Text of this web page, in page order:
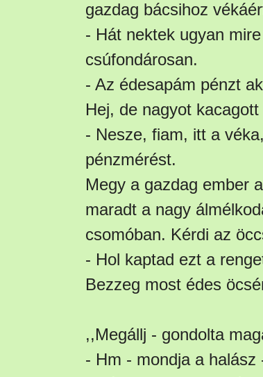
gazdag bácsihoz
- Hát nektek ugyan
csúfondárosan.
- Az édesapám pénzt
Hej, de nagyot
- Nesze, fiam, itt a
pénzmérést.
Megy a gazdag ember
maradt a nagy
csomóban. Kérdi az
- Hol kaptad ezt a
Bezzeg most édes
,,Megállj - gondolta
- Hm - mondja a